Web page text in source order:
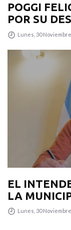
POGGI
POR SU
GABINETE
Lunes, 30
EL
LA
12Lunes, 30